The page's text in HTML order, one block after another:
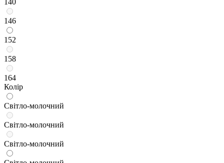
146
152
158
164
Колір
Світло-молочний
Світло-молочний
Світло-молочний